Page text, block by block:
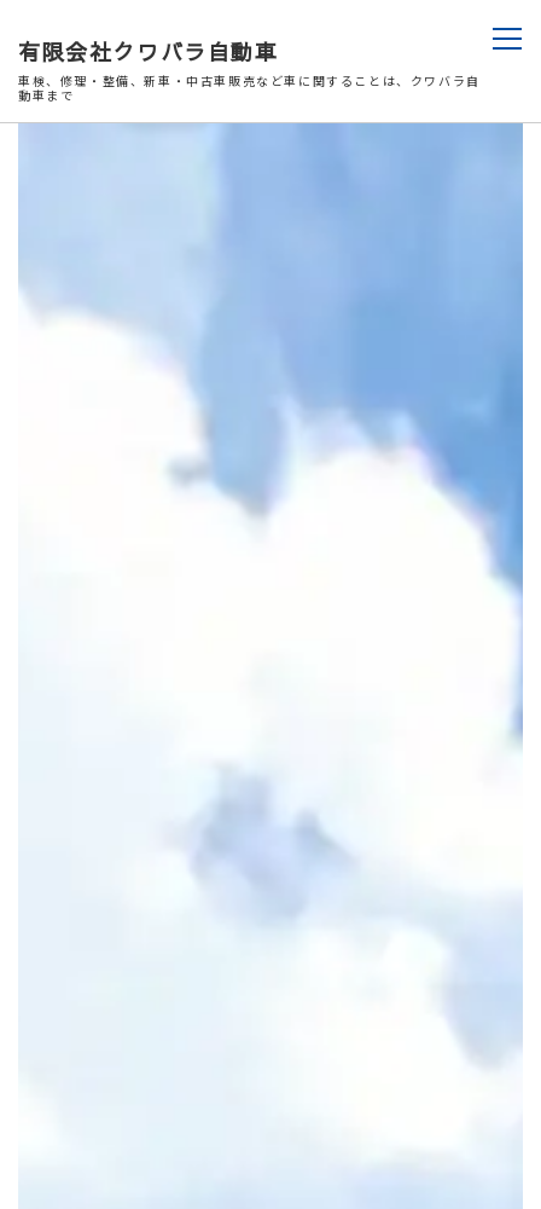
有限会社クワバラ自動車
車検、修理・整備、新車・中古車販売など車に関することは、クワバラ自
動車まで